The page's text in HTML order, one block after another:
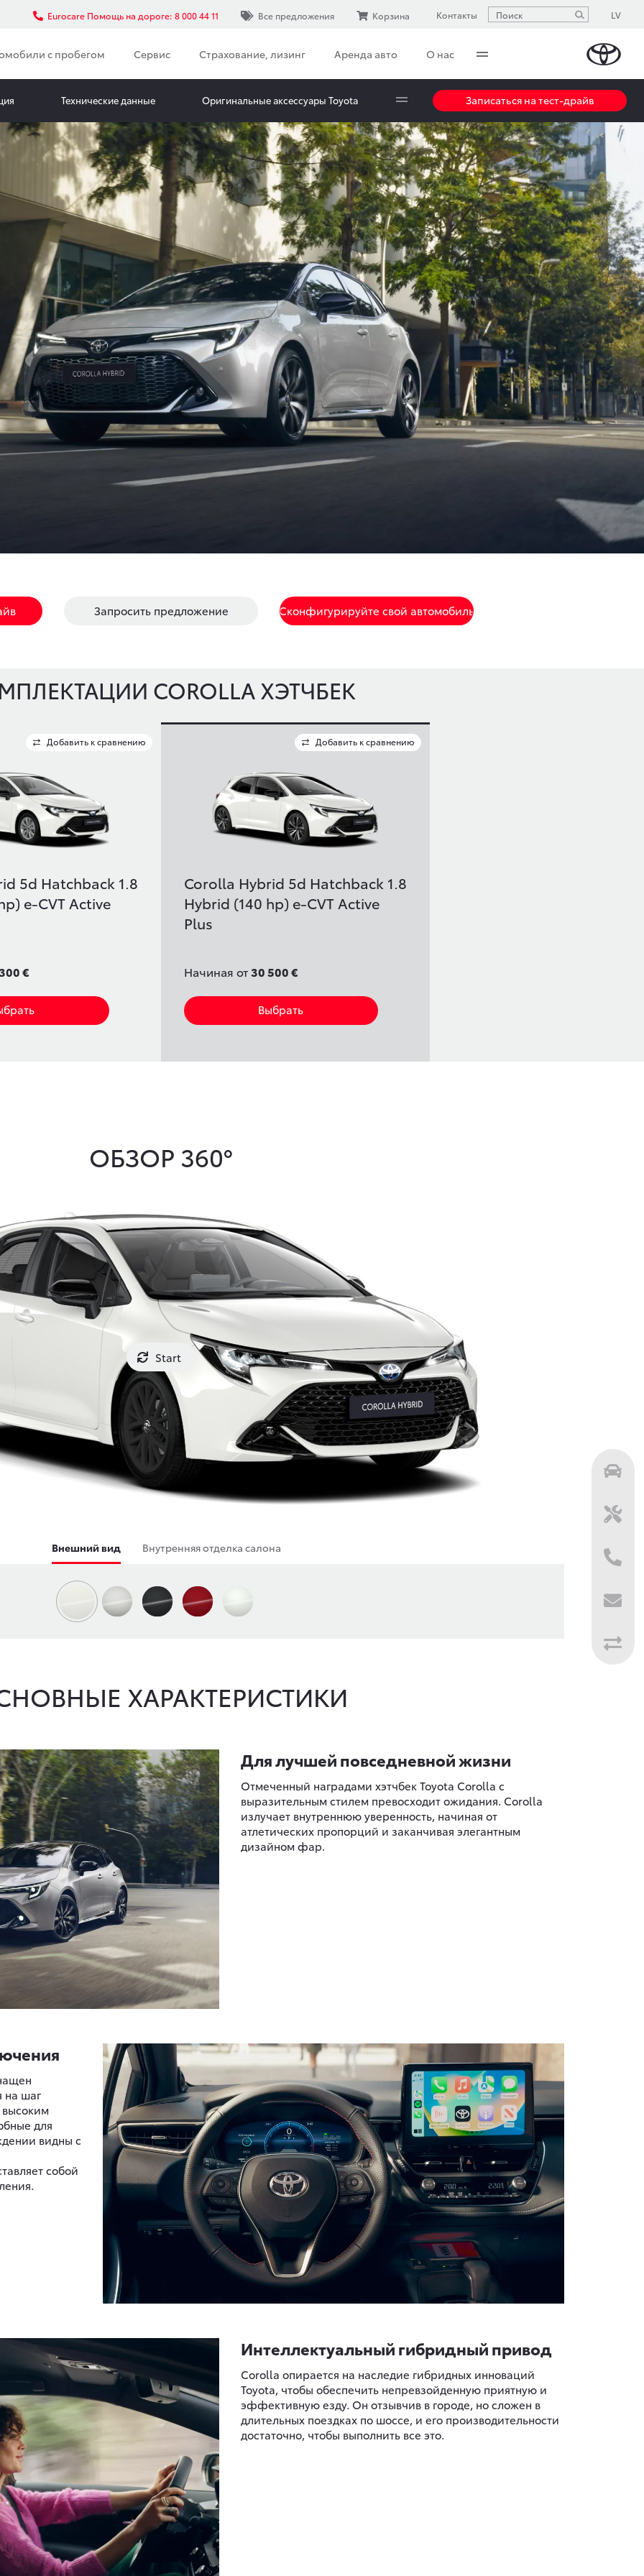
с пробегом Сервис Страхование, лизинг Аренда авто О нас
Eurocare Помощь на дороге: 8 000 44 11 Все предложения Корзина Контакты LV
Технические данные Оригинальные аксессуары Toyota Записаться на тест-драйв
Запросить предложение Сконфигурируйте свой автомобиль
COROLLA XЭТЧБЕК
5d Hatchback 1.8
e-CVT Active
€
Добавить к сравнению
Corolla Hybrid 5d Hatchback 1.8
Hybrid (140 hp) e-CVT Active
Plus
Начиная от30 500 €
Выбрать
Добавить к сравнению
ОБЗОР 360°
Start
Внешний вид Внутренняя отделка салона
ХАРАКТЕРИСТИКИ
Для лучшей повседневной жизни
Отмеченный наградами хэтчбек Toyota Corolla с
выразительным стилем превосходит ожидания. Corolla
излучает внутреннюю уверенность, начиная от
атлетических пропорций и заканчивая элегантным
дизайном фар.
на шаг
для
видны с
собой
Интеллектуальный гибридный привод
Corolla опирается на наследие гибридных инноваций
Toyota, чтобы обеспечить непревзойденную приятную и
эффективную езду. Он отзывчив в городе, но сложен в
длительных поездках по шоссе, и его производительности
достаточно, чтобы выполнить все это.